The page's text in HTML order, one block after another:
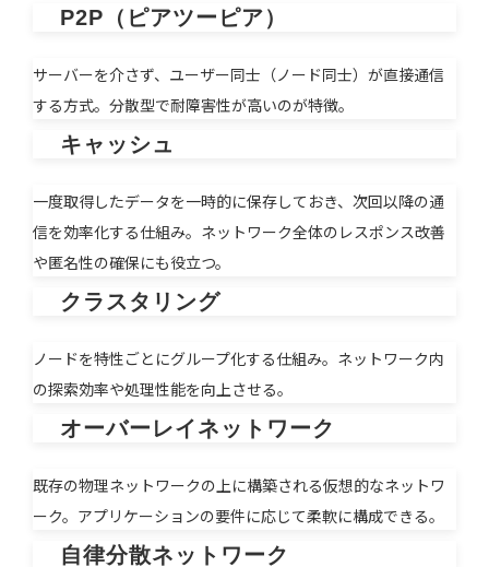
P2P（ピアツーピア）
サーバーを介さず、ユーザー同士（ノード同士）が直接通信
する方式。分散型で耐障害性が高いのが特徴。
キャッシュ
一度取得したデータを一時的に保存しておき、次回以降の通
信を効率化する仕組み。ネットワーク全体のレスポンス改善
や匿名性の確保にも役立つ。
クラスタリング
ノードを特性ごとにグループ化する仕組み。ネットワーク内
の探索効率や処理性能を向上させる。
オーバーレイネットワーク
既存の物理ネットワークの上に構築される仮想的なネットワ
ーク。アプリケーションの要件に応じて柔軟に構成できる。
自律分散ネットワーク